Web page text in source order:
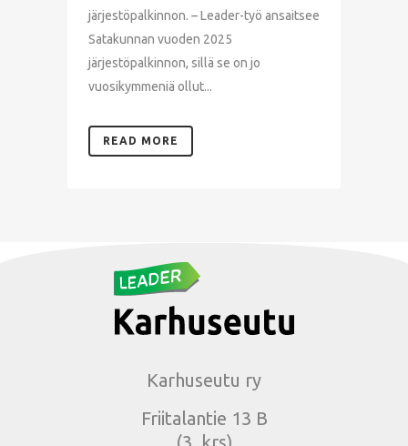
järjestöpalkinnon. – Leader-työ ansaitsee
Satakunnan vuoden 2025
järjestöpalkinnon, sillä se on jo
vuosikymmeniä ollut...
READ MORE
Karhuseutu ry
Friitalantie 13 B